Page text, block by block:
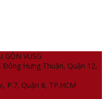
GÒN VUSG
Hưng Thuận, Quận 12,
P.7, Quận 8, TP.HCM